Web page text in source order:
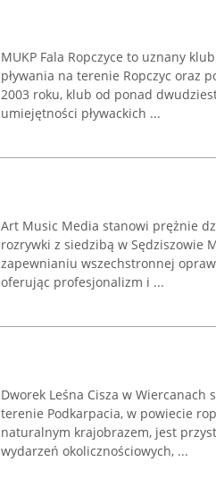
MUKP Fala Ropczyce to uznany
pływania na terenie Ropczyc oraz
2003 roku, klub od ponad
umiejętności pływackich ...
Art Music Media stanowi prężnie
rozrywki z siedzibą w Sędziszowie
zapewnianiu wszechstronnej
oferując profesjonalizm i ...
Dworek Leśna Cisza w Wiercanach
terenie Podkarpacia, w powiecie
naturalnym krajobrazem, jest
wydarzeń okolicznościowych, ...